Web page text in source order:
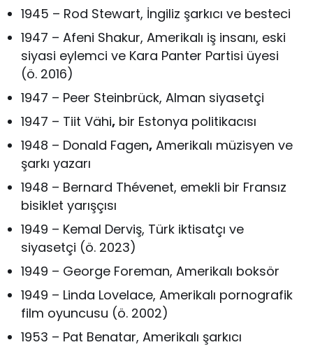
1945 – Rod Stewart, İngiliz şarkıcı ve besteci
1947 – Afeni Shakur, Amerikalı iş insanı, eski
siyasi eylemci ve Kara Panter Partisi üyesi
(ö. 2016)
1947 – Peer Steinbrück, Alman siyasetçi
1947 – Tiit Vähi, bir Estonya politikacısı
1948 – Donald Fagen, Amerikalı müzisyen ve
şarkı yazarı
1948 – Bernard Thévenet, emekli bir Fransız
bisiklet yarışçısı
1949 – Kemal Derviş, Türk iktisatçı ve
siyasetçi (ö. 2023)
1949 – George Foreman, Amerikalı boksör
1949 – Linda Lovelace, Amerikalı pornografik
film oyuncusu (ö. 2002)
1953 – Pat Benatar, Amerikalı şarkıcı